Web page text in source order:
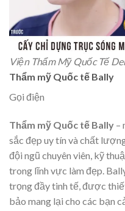
Viện Thẩm Mỹ Quốc Tế
Thẩm mỹ Quốc tế Bally
Gọi điện
Thẩm mỹ Quốc tế Bally –
sắc đẹp uy tín và chất
đội ngũ chuyên viên, kỹ
trong lĩnh vực làm đẹp.
trọng đầy tinh tế, được
bảo mang lại cho các bạn